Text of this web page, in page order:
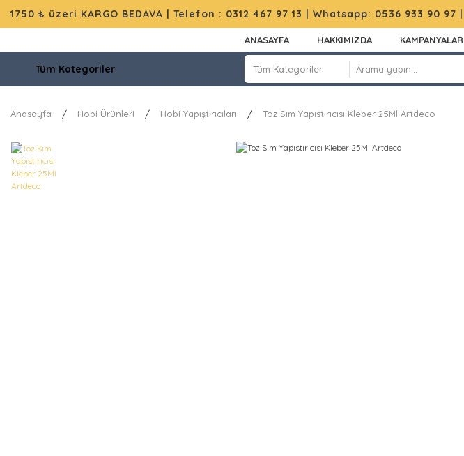
1750 ₺ üzeri KARGO BEDAVA | Telefon : 0312 467 97 13 | Whatsapp: 0536 933 90 97 |
ANASAYFA HAKKIMIZDA KAMPANYALAR
Tüm Kategoriler
Anasayfa Hobi Ürünleri Hobi Yapıştırıcıları Toz Sım Yapıstırıcısı Kleber 25Ml Artdeco